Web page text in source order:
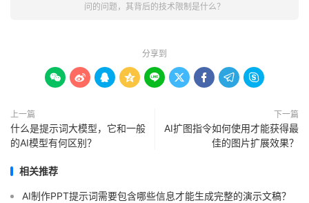
问的问题，其背后的技术限制是什么？
分享到
        
上一篇
什么是提示词大模型，它和一般
的AI模型有何区别？
下一篇
AI扩图指令如何使用才能获得最
佳的图片扩展效果？
相关推荐
AI制作PPT提示词需要包含哪些信息才能生成完整的演示文稿？